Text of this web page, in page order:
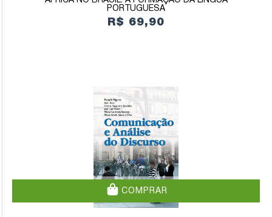
PORTUGUESA
R$ 69,90
COMPRAR